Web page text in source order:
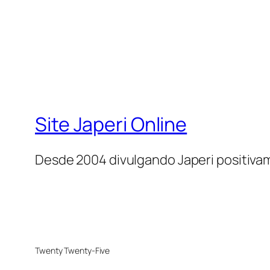
Site Japeri Online
Desde 2004 divulgando Japeri
Twenty Twenty-Five